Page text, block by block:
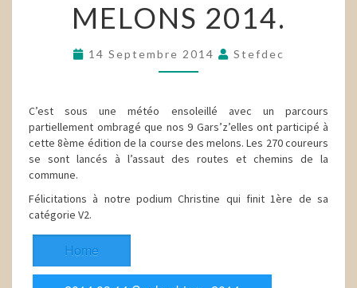
2014.
MELONS 2014.
14 Septembre 2014 Stefdec
C’est sous une météo ensoleillé avec un parcours
partiellement ombragé que nos 9 Gars’z’elles ont participé à
cette 8ème édition de la course des melons. Les 270 coureurs
se sont lancés à l’assaut des routes et chemins de la
commune.
Félicitations à notre podium Christine qui finit 1ère de sa
catégorie V2.
Home